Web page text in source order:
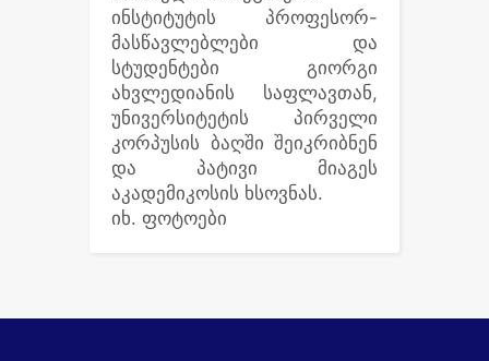
ინსტიტუტის პროფესორ-
მასწავლებლები და
სტუდენტები გიორგი
ახვლედიანის საფლავთან,
უნივერსიტეტის პირველი
კორპუსის ბაღში შეიკრიბნენ
და პატივი მიაგეს
აკადემიკოსის ხსოვნას.
იხ.ფოტოები